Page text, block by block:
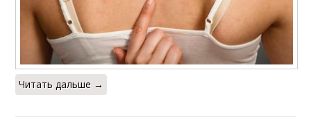
Читать дальше →